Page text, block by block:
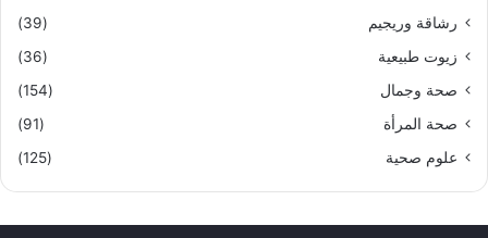
رشاقة وريجيم
(39)
زيوت طبيعية
(36)
صحة وجمال
(154)
صحة المرأة
(91)
علوم صحية
(125)